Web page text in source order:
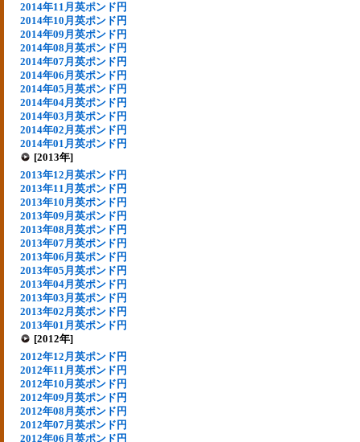
2014年11月英ポンド円
2014年10月英ポンド円
2014年09月英ポンド円
2014年08月英ポンド円
2014年07月英ポンド円
2014年06月英ポンド円
2014年05月英ポンド円
2014年04月英ポンド円
2014年03月英ポンド円
2014年02月英ポンド円
2014年01月英ポンド円
[2013年]
2013年12月英ポンド円
2013年11月英ポンド円
2013年10月英ポンド円
2013年09月英ポンド円
2013年08月英ポンド円
2013年07月英ポンド円
2013年06月英ポンド円
2013年05月英ポンド円
2013年04月英ポンド円
2013年03月英ポンド円
2013年02月英ポンド円
2013年01月英ポンド円
[2012年]
2012年12月英ポンド円
2012年11月英ポンド円
2012年10月英ポンド円
2012年09月英ポンド円
2012年08月英ポンド円
2012年07月英ポンド円
2012年06月英ポンド円